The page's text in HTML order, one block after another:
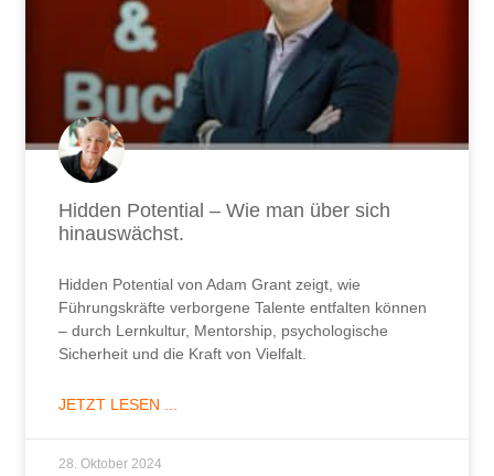
Hidden Potential – Wie man über sich
hinauswächst.
Hidden Potential von Adam Grant zeigt, wie
Führungskräfte verborgene Talente entfalten können
– durch Lernkultur, Mentorship, psychologische
Sicherheit und die Kraft von Vielfalt.
JETZT LESEN ...
28. Oktober 2024